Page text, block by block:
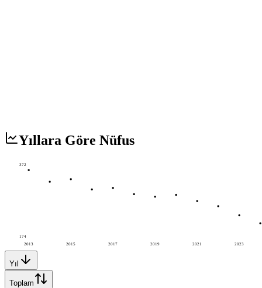
Yıllara Göre Nüfus
2013 2015 2017 2019 2021 2023
372
174
Yıl
Toplam